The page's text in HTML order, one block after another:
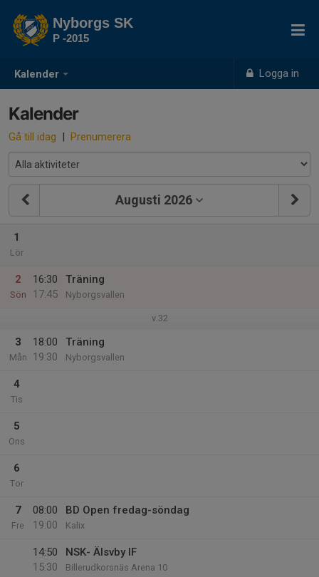
Kalender Logga in
Nyborgs SK
P -2015
Kalender
Gå till idag | Prenumerera
Augusti 2026
1
Lör
2
Sön
16:30
17:45
Träning
Nyborgsvallen
v.32
3
Mån
18:00
19:30
Träning
Nyborgsvallen
4
Tis
5
Ons
6
Tor
7
Fre
08:00
19:00
BD Open fredag-söndag
Kalix
14:50
15:30
NSK- Älsvby IF
Billerudkorsnäs Arena 10